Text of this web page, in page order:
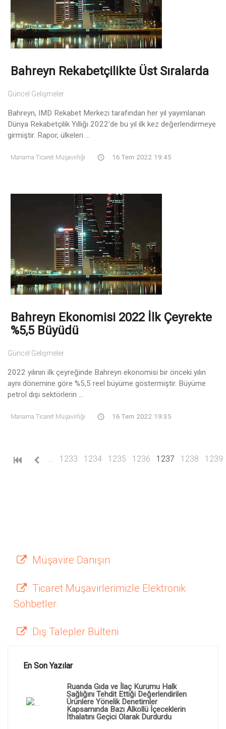
Bahreyn Rekabetçilikte Üst Sıralarda
Güncel Gelişmeler
Bahreyn, IMD Rekabet Merkezi tarafından her yıl yayımlanan
Dünya Rekabetçilik Yıllığı 2022’de bu yıl ilk kez değerlendirmeye
girmiştir. Rapor, ülkeleri ...
Manama Ticaret Müşavirliği 16 Tem 2022 19:45
Bahreyn Ekonomisi 2022 İlk Çeyrekte
%5,5 Büyüdü
Güncel Gelişmeler
2022 yılının ilk çeyreğinde Bahreyn ekonomisi bir önceki yılın
aynı dönemine göre %5,5 reel büyüme göstermiştir. Büyüme
petrol dışı sektörlerin ...
Manama Ticaret Müşavirliği 16 Tem 2022 19:35
1233 1234 1235 1236 1237 (current)
1238 1239
Müşavire Danışın
Ticaret Müşavirlerimizle Elektronik
Sohbetler
Dış Talepler Bülteni
En Son Yazılar
Ruanda Gıda ve İlaç Kurumu Halk
Sağlığını Tehdit Ettiği Değerlendirilen
Ürünlere Yönelik Denetimler
Kapsamında Bazı Alkollü İçeceklerin
İthalatını Geçici Olarak Durdurdu